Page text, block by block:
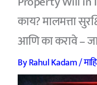
काय? मालमत्ता
आणि का करावे –
ByRahul Kadam/